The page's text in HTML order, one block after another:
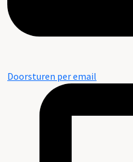
Doorsturen per email